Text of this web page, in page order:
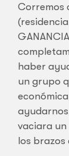
Corremos
haber
un grupo
vaciara un
los brazos